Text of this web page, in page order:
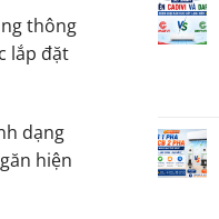
thông
lắp đặt
dạng
hiện